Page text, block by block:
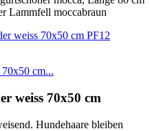
PF12
cm...
weiss 70x50 cm
Hundehaare bleiben